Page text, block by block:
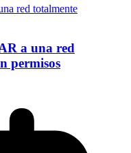
a una red
permisos